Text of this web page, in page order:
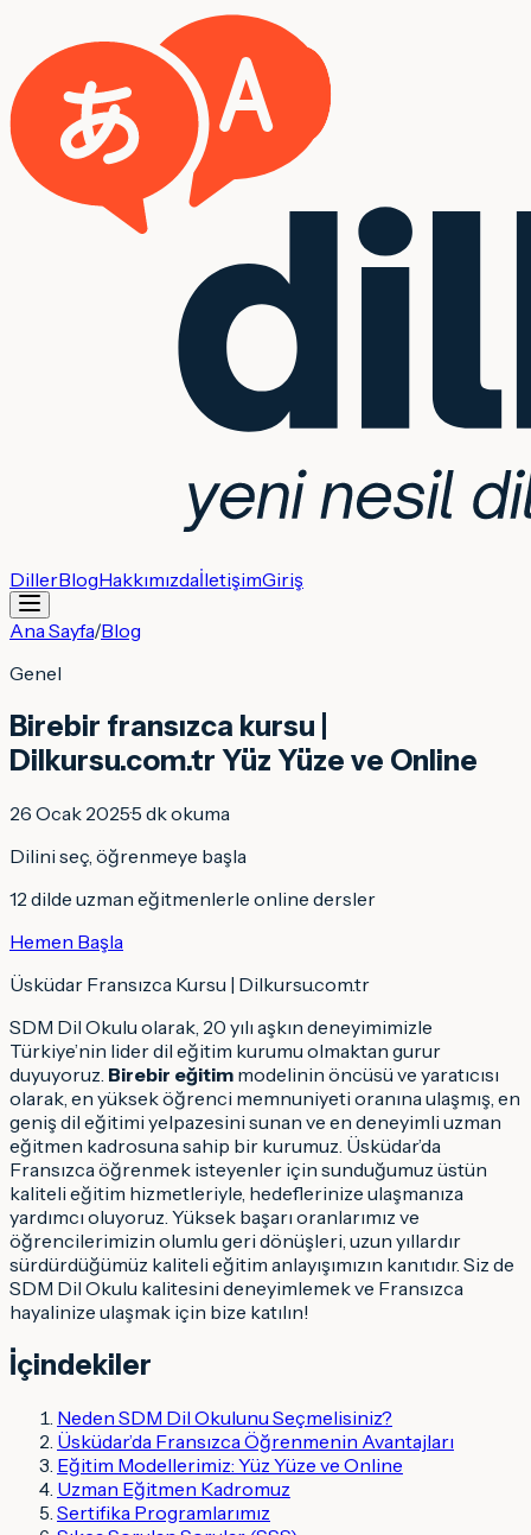
DillerBlogHakkımızdaİletişimGiriş
Ana Sayfa/Blog
Genel
Birebir fransızca kursu |
Dilkursu.com.tr Yüz Yüze ve Online
26 Ocak 2025·5 dk okuma
Dilini seç, öğrenmeye başla
12 dilde uzman eğitmenlerle online dersler
Hemen Başla
Üsküdar Fransızca Kursu | Dilkursu.com.tr
SDM Dil Okulu olarak, 20 yılı aşkın deneyimimizle
Türkiye’nin lider dil eğitim kurumu olmaktan gurur
duyuyoruz. Birebir eğitim modelinin öncüsü ve yaratıcısı
olarak, en yüksek öğrenci memnuniyeti oranına ulaşmış, en
geniş dil eğitimi yelpazesini sunan ve en deneyimli uzman
eğitmen kadrosuna sahip bir kurumuz. Üsküdar’da
Fransızca öğrenmek isteyenler için sunduğumuz üstün
kaliteli eğitim hizmetleriyle, hedeflerinize ulaşmanıza
yardımcı oluyoruz. Yüksek başarı oranlarımız ve
öğrencilerimizin olumlu geri dönüşleri, uzun yıllardır
sürdürdüğümüz kaliteli eğitim anlayışımızın kanıtıdır. Siz de
SDM Dil Okulu kalitesini deneyimlemek ve Fransızca
hayalinize ulaşmak için bize katılın!
İçindekiler
Neden SDM Dil Okulunu Seçmelisiniz?
Üsküdar’da Fransızca Öğrenmenin Avantajları
Eğitim Modellerimiz: Yüz Yüze ve Online
Uzman Eğitmen Kadromuz
Sertifika Programlarımız